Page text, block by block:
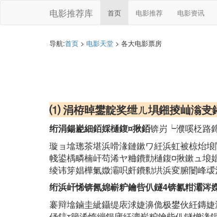
电影推荐库 首页 电影推荐 电影资讯
导航:首页 > 电影天堂 > 各大电影票房
⑴ 涓栫晫鐢靛奖绁ㄦ埧鎺掕屾滃叏
绗涓鍚嶏細銆婇樋鍑¤揪銆锛岃┕濮嗘柉路
璇ョ墖璁茶堪浜嗗湪鏈鏉ワ紝浜虹被椋炲
帴鍙楀疄楠屽苟浠ヤ粬鐨勯樋鍑¤揪鏉ュ
绫讳笌娼樺氭媺灞呮皯鐨勬垬浜変腑闄峰
绗浜屽悕锛氥婂嶄粐鑰呰仈鐩4锛氱粓灞涔
褰辩墖鏀圭紪鑷缇庡浗婕濞佹极鐢伙紝鏄